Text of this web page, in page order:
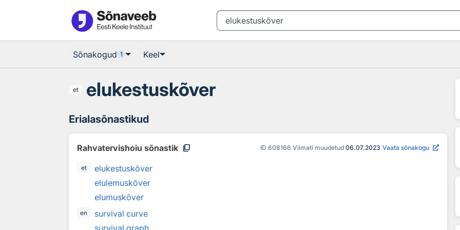
Sõnakogud 1 Keel
et elukestuskõver
Erialasõnastikud
Rahvatervishoiu sõnastik content_copy ID 608166 Viimati muudetud 06.07.2023 Vaata sõnakogu
et
elukestuskõver
elulemuskõver
elumuskõver
en
survival curve
survival graph